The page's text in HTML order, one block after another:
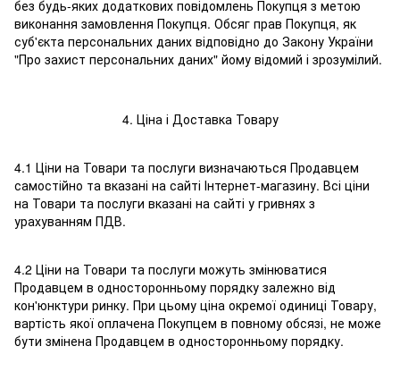
без будь-яких додаткових повідомлень Покупця з метою
виконання замовлення Покупця. Обсяг прав Покупця, як
суб'єкта персональних даних відповідно до Закону України
"Про захист персональних даних" йому відомий і зрозумілий.
4. Ціна і Доставка Товару
4.1 Ціни на Товари та послуги визначаються Продавцем
самостійно та вказані на сайті Інтернет-магазину. Всі ціни
на Товари та послуги вказані на сайті у гривнях з
урахуванням ПДВ.
4.2 Ціни на Товари та послуги можуть змінюватися
Продавцем в односторонньому порядку залежно від
кон'юнктури ринку. При цьому ціна окремої одиниці Товару,
вартість якої оплачена Покупцем в повному обсязі, не може
бути змінена Продавцем в односторонньому порядку.